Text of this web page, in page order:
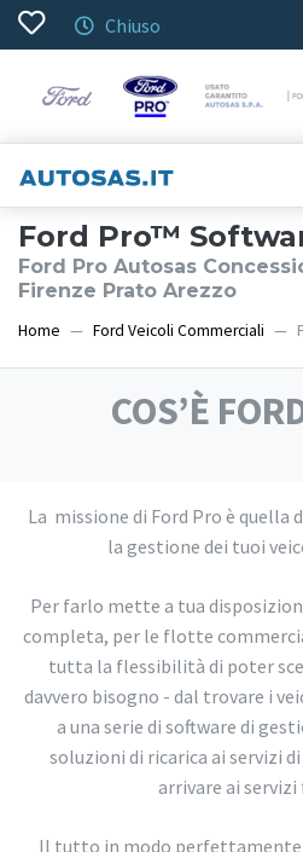
Chiuso
Ford Pro™
Ford Pro Autosas
Firenze Prato Arezzo
Home Ford Veicoli Commerciali
COS’È
La missione di Ford Pro è quella
la gestione dei tuoi
Per farlo mette a tua
completa, per le flotte
tutta la flessibilità di poter
davvero bisogno - dal trovare i
a una serie di software di
soluzioni di ricarica ai servizi
arrivare ai
Il tutto in modo perfettamente